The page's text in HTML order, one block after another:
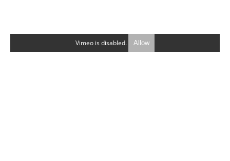
Vimeo is disabled. Allow